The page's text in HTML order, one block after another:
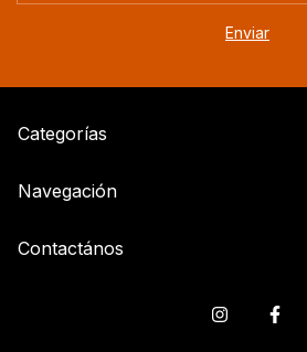
Categorías
Navegación
Contactános